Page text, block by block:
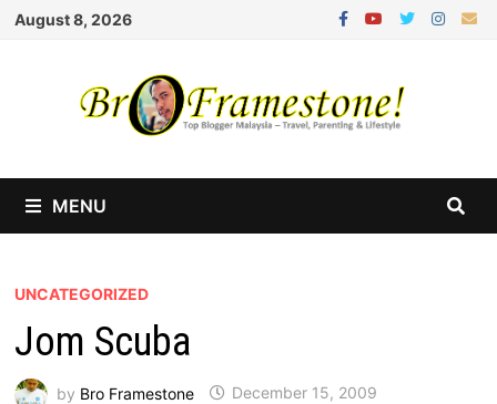
Skip
August 8, 2026
MENU
UNCATEGORIZED
Jom Scuba
by Bro Framestone December 15, 2009